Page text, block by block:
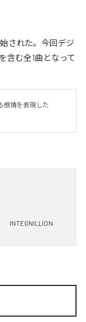
始された。今回デジ
含む全1曲となって
感情を表現した
INTEGNILLION